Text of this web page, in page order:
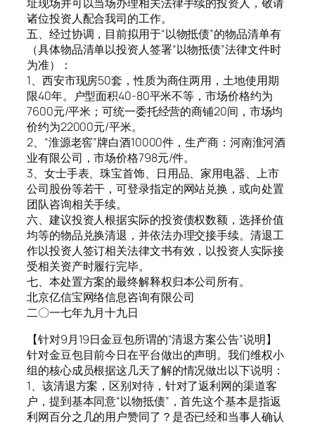
诸位投资人配合我司的工作。
五、经过协调，目前拟用于“以物抵债”的物品清单有
（具体物品清单以投资人签署“以物抵债”法律文件时
为准）：
1、西安市现房50套，性质为商住两用，土地使用期
限40年。户型面积40-80平米不等，市场价格约为
7600元/平米；可统一委托经营的商铺20间，市场均
价约为22000元/平米。
2、“淮源老窖”牌白酒10000件，生产商：河南淮河酒
业有限公司，市场价格798元/件。
3、女士手表、珠宝首饰、日用品、家用电器、上市
公司股份等若干，可登录指定的网站兑换，或向处置
团队咨询相关手续。
六、建议投资人根据实际的投资债权数额，选择价值
均等的物品兑换清退，并依法办理交接手续。清退工
作以投资人签订相关法律文书有效，以投资人实际接
受相关资产时履行完毕。
七、本处置方案的最终解释权归本公司所有。
北京亿信宝网络信息咨询有限公司
二〇一七年九月十九日
【针对9月19日金豆包所谓的“清退方案公告”说明】
针对金豆包目前今日在平台做出的声明。我们维权小
组的核心成员根据这几天了解的情况做出以下说明：
1、该清退方案，区别对待，针对了返利网的渠道客
户，提到基本同意“以物抵债”，首先这个基本是指返
利网百分之几的用户赞同了？是否已经和当事人确认